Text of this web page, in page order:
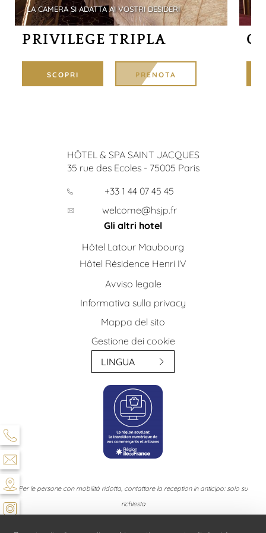
LA CAMERA SI ADATTA AI VOSTRI DESIDERI
PRIVILEGE TRIPLA
SCOPRI PRENOTA
HÔTEL & SPA SAINT JACQUES
35 rue des Ecoles- 75005 Paris
+33 1 44 07 45 45
welcome@hsjp.fr
Gli altri hotel
Hôtel Latour Maubourg
Hôtel Résidence Henri IV
Avviso legale
Informativa sulla privacy
Mappa del sito
Gestione dei cookie
LINGUA
Per le persone con mobilità ridotta, contattare la reception in anticipo: solo su
richiesta